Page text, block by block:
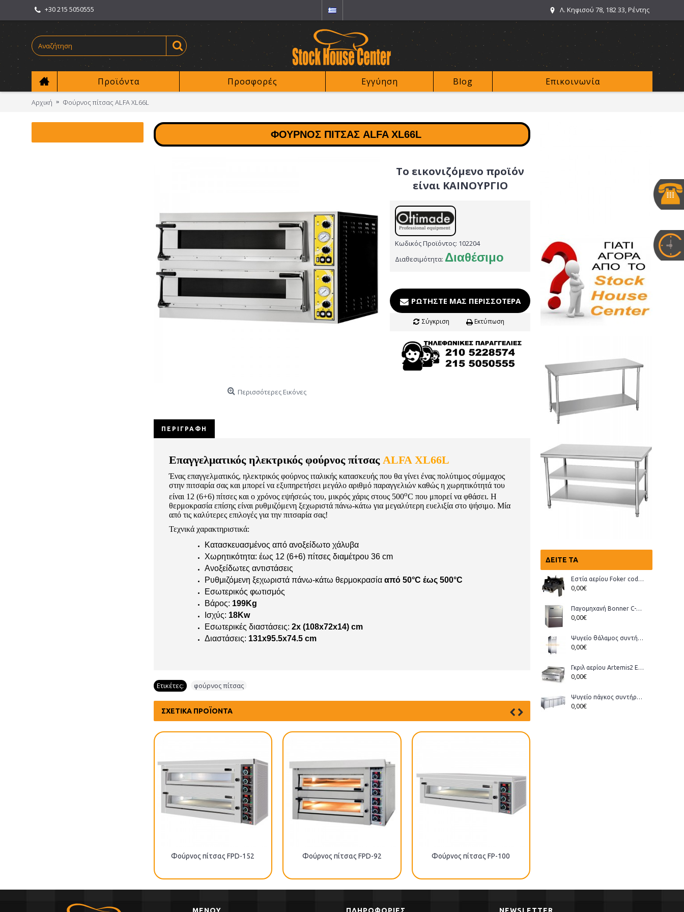
+30 215 5050555 Λ. Κηφισού 78, 182 33, Ρέντης
Προϊόντα Προσφορές Εγγύηση Blog Επικοινωνία
Αρχική Φούρνος πίτσας ALFA XL66L
ΔΕΊΤΕ ΤΑ
Εστία αερίου Foker cod.03200 Wok
0,00€
Παγομηχανή Bonner C-70, Ανάδευσης (παγάκι με τρύπα)
0,00€
Ψυγείο θάλαμος συντήρηση Bonner GMT-70
0,00€
Γκριλ αερίου Artemis2 ECO
0,00€
Ψυγείο πάγκος συντήρηση Bonner GM-400 διάστ.223x70x86cm
0,00€
ΦΟΎΡΝΟΣ ΠΊΤΣΑΣ ALFA XL66L
Περισσότερες Εικόνες
Το εικονιζόμενο προϊόν
είναι ΚΑΙΝΟΥΡΓΙΟ
Κωδικός Προϊόντος: 102204
Διαθεσιμότητα: Διαθέσιμο
ΡΩΤΉΣΤΕ ΜΑΣ ΠΕΡΙΣΣΌΤΕΡΑ
Σύγκριση Εκτύπωση
ΠΕΡΙΓΡΑΦΉ
Επαγγελματικός ηλεκτρικός φούρνος πίτσας ALFA XL66L
Ένας επαγγελματικός, ηλεκτρικός φούρνος ιταλικής κατασκευής που θα γίνει ένας πολύτιμος σύμμαχος
στην πιτσαρία σας και μπορεί να εξυπηρετήσει μεγάλο αριθμό παραγγελιών καθώς η χωρητικότητά του
είναι 12 (6+6) πίτσες και o χρόνος εψήσεώς του, μικρός χάρις στους 500oC που μπορεί να φθάσει. Η
θερμοκρασία επίσης είναι ρυθμιζόμενη ξεχωριστά πάνω-κάτω για μεγαλύτερη ευελιξία στο ψήσιμο. Μία
από τις καλύτερες επιλογές για την πιτσαρία σας!
Τεχνικά χαρακτηριστικά:
Κατασκευασμένος από ανοξείδωτο χάλυβα
Χωρητικότητα: έως 12 (6+6) πίτσες διαμέτρου 36 cm
Ανοξείδωτες αντιστάσεις
Ρυθμιζόμενη ξεχωριστά πάνω-κάτω θερμοκρασία από 50°C έως 500°C
Εσωτερικός φωτισμός
Βάρος: 199Kg
Ισχύς: 18Kw
Εσωτερικές διαστάσεις: 2x (108x72x14) cm
Διαστάσεις: 131x95.5x74.5 cm
Ετικέτες: φούρνος πίτσας
ΣΧΕΤΙΚΆ ΠΡΟΪΌΝΤΑ
Φούρνος πίτσας FPD-152 Φούρνος πίτσας FPD-92 Φούρνος πίτσας FP-100
ΜΕΝΟΥ ΠΛΗΡΟΦΟΡΊΕΣ NEWSLETTER